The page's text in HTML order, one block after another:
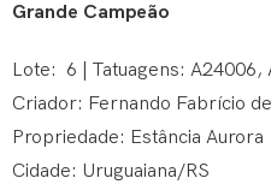
Grande Campeão
Lote: 6 | Tatuagens: A24006,
Criador: Fernando Fabrício
Propriedade: Estância Aurora
Cidade: Uruguaiana/RS